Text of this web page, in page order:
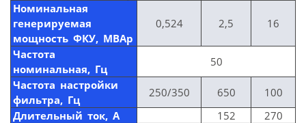
Номинальная
генерируемая
мощность ФКУ, МВАр
0,524 2,5 16
Частота
номинальная, Гц
50
Частота настройки
фильтра, Гц
250/350 650
100
Длительный ток, А
152
270